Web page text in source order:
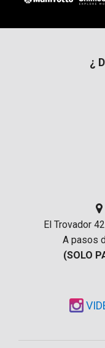
¿
El Trovador
A pasos
(SOLO